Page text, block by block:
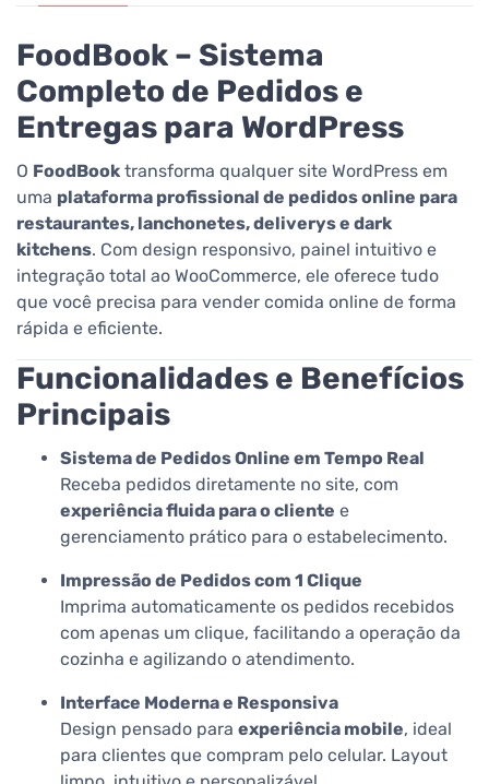
FoodBook – Sistema
Completo de Pedidos e
Entregas para WordPress
O FoodBook transforma qualquer site WordPress em
uma plataforma profissional de pedidos online para
restaurantes, lanchonetes, deliverys e dark
kitchens. Com design responsivo, painel intuitivo e
integração total ao WooCommerce, ele oferece tudo
que você precisa para vender comida online de forma
rápida e eficiente.
Funcionalidades e Benefícios
Principais
Sistema de Pedidos Online em Tempo Real
Receba pedidos diretamente no site, com
experiência fluida para o cliente e
gerenciamento prático para o estabelecimento.
Impressão de Pedidos com 1 Clique
Imprima automaticamente os pedidos recebidos
com apenas um clique, facilitando a operação da
cozinha e agilizando o atendimento.
Interface Moderna e Responsiva
Design pensado para experiência mobile, ideal
para clientes que compram pelo celular. Layout